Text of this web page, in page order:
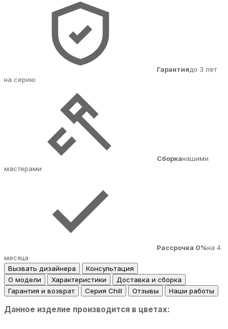
Гарантиядо 3 лет
на серию
Сборканашими
мастерами
Рассрочка 0%на 4
месяца
Вызвать дизайнера
Консультация
О модели
Характеристики
Доставка и сборка
Гарантия и возврат
Серия Chill Отзывы Наши работы
Данное изделие производится в цветах: